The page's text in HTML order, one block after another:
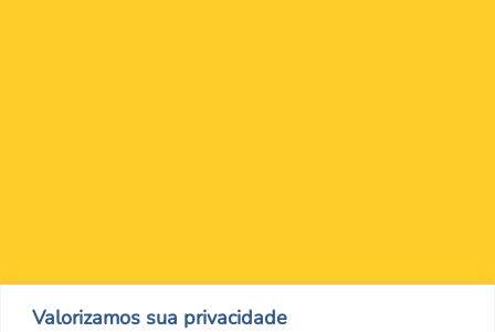
Valorizamos sua privacidade